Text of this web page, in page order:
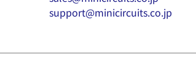
support@minicircuits.co.jp